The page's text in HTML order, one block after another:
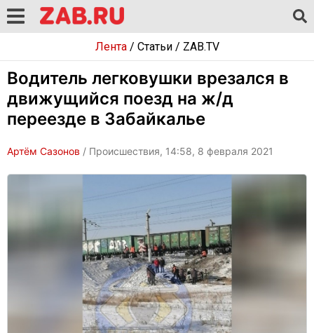
Лента/ Статьи/ ZAB.TV
Водитель легковушки врезался в
движущийся поезд на ж/д
переезде в Забайкалье
Артём Сазонов / Происшествия, 14:58, 8 февраля 2021